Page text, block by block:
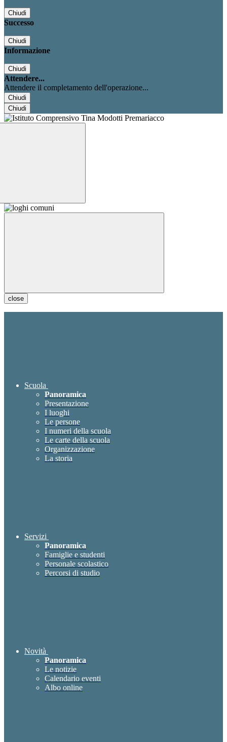
Chiudi
Successo
Chiudi
Informazione
Chiudi
Attendere...
Attendere il completamento dell'operazione...
Chiudi
Chiudi
close
Scuola
Panoramica
Presentazione
I luoghi
Le persone
I numeri della scuola
Le carte della scuola
Organizzazione
La storia
Servizi
Panoramica
Famiglie e studenti
Personale scolastico
Percorsi di studio
Novità
Panoramica
Le notizie
Calendario eventi
Albo online